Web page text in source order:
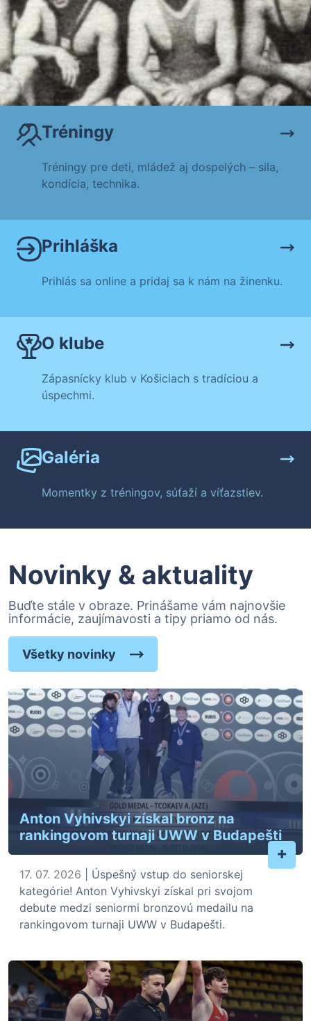
Tréningy
Tréningy pre deti, mládež aj dospelých – sila,
kondícia, technika.
Prihláška
Prihlás sa online a pridaj sa k nám na žinenku.
O klube
Zápasnícky klub v Košiciach s tradíciou a
úspechmi.
Galéria
Momentky z tréningov, súťaží a víťazstiev.
Novinky & aktuality
Buďte stále v obraze. Prinášame vám najnovšie
informácie, zaujímavosti a tipy priamo od nás.
Všetky novinky
Anton Vyhivskyi získal bronz na
rankingovom turnaji UWW v Budapešti
+
17. 07. 2026 | Úspešný vstup do seniorskej
kategórie! Anton Vyhivskyi získal pri svojom
debute medzi seniormi bronzovú medailu na
rankingovom turnaji UWW v Budapešti.